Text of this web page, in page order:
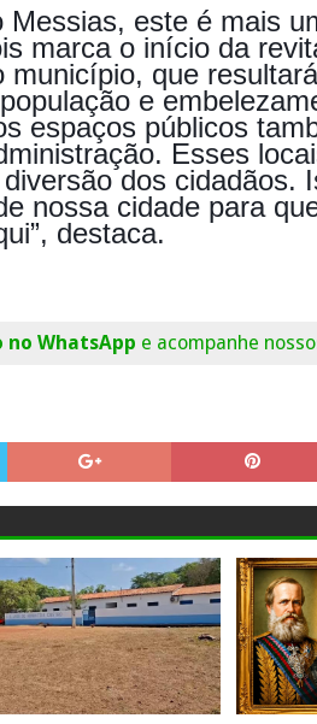
este é mais
marca o início da
município, que
e
espaços públicos
Esses
dos cidadãos.
nossa cidade para
destaca.
no WhatsApp e acompanhe